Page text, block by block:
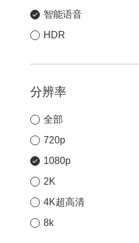
智能语音
HDR
分辨率
全部
720p
1080p
2K
4K超高清
8k